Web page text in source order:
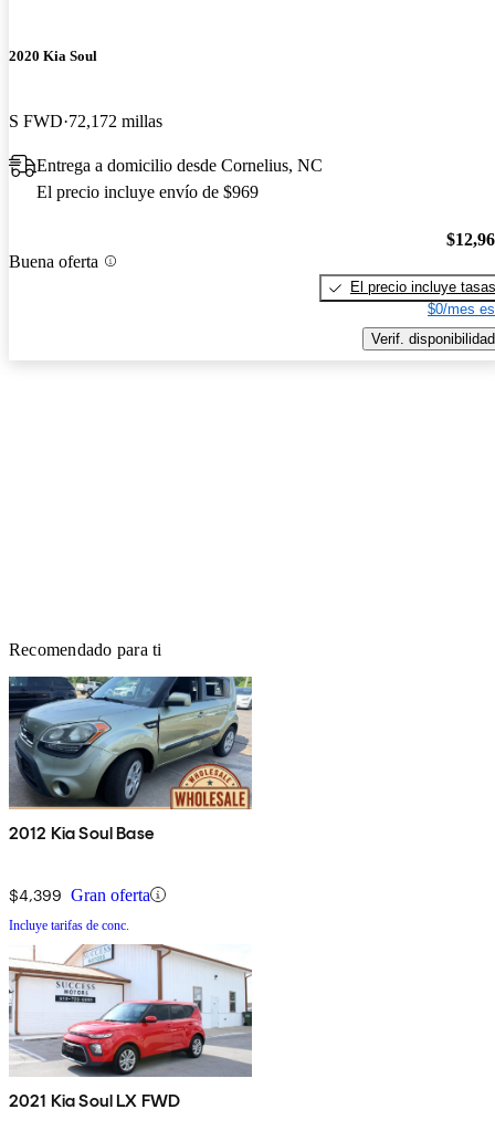
2020 Kia Soul
S FWD 72,172 millas
Entrega a domicilio desde Cornelius, NC
El precio incluye envío de $969
Buena oferta
El precio incluye tasas
$0/mes
Verif. disponibilidad
Recomendado para ti
2012 Kia Soul Base
$4,399 Gran oferta
Incluye tarifas de conc.
2021 Kia Soul LX FWD